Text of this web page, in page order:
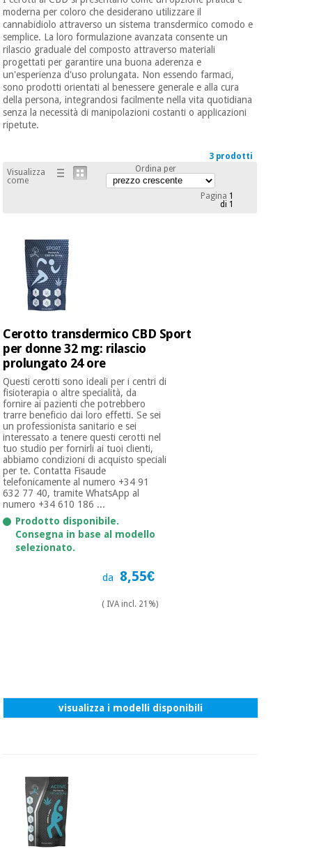
Offerte
Outlet
Tech
Academy
mediche
Medicina
tradizionale
cinese
Mobili
clinici
coronavirus
Aerobica,
fitness e
Sport
e
giochi
Armadi
sanitari
Veterinario
Ortopedia
Strumenti
chirurgici
(liquidazione)
Notizia
Offerte
Outlet
Academy
Odontoiatria
Attrezzature
mediche
Medicina
tradizionale
Mobili
Armadi
terapeutici
Materiale
essenziale
per la
protezione
dei
coronavirus
Aerobica,
fitness e
pilates
Sport
e
giochi
chirurgici
moderna per coloro che desiderano utilizzare il
cannabidiolo attraverso un sistema transdermico comodo e
semplice. La loro formulazione avanzata consente un
rilascio graduale del composto attraverso materiali
progettati per garantire una buona aderenza e
un'esperienza d'uso prolungata. Non essendo farmaci,
sono prodotti orientati al benessere generale e alla cura
della persona, integrandosi facilmente nella vita quotidiana
senza la necessità di manipolazioni costanti o applicazioni
ripetute.
3 prodotti
Visualizza
come
Ordina per
Pagina 1
di 1
Cerotto transdermico CBD Sport
per donne 32 mg: rilascio
prolungato 24 ore
Questi cerotti sono ideali per i centri di
fisioterapia o altre specialità, da
fornire ai pazienti che potrebbero
trarre beneficio dai loro effetti. Se sei
un professionista sanitario e sei
interessato a tenere questi cerotti nel
tuo studio per fornirli ai tuoi clienti,
abbiamo condizioni di acquisto speciali
per te. Contatta Fisaude
telefonicamente al numero +34 91
632 77 40, tramite WhatsApp al
numero +34 610 186 ...
Prodotto disponibile.
Consegna in base al modello
selezionato.
da 8,55€
( IVA incl. 21%)
visualizza i modelli disponibili